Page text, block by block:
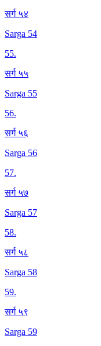
सर्ग ५४
Sarga 54
55.
सर्ग ५५
Sarga 55
56.
सर्ग ५६
Sarga 56
57.
सर्ग ५७
Sarga 57
58.
सर्ग ५८
Sarga 58
59.
सर्ग ५९
Sarga 59